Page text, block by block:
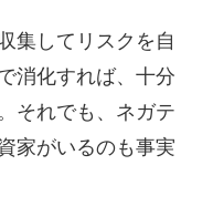
集してリスクを自
消化すれば、十分
それでも、ネガテ
家がいるのも事実